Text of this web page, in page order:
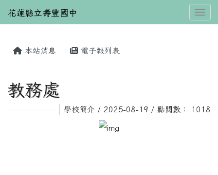
花蓮縣立壽豐國中
本站消息 電子報列表
教務處
學校簡介 / 2025-08-19 / 點閱數： 1018